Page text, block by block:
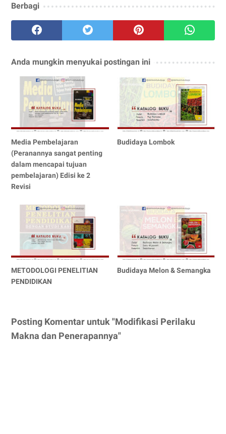
Berbagi
Anda mungkin menyukai postingan ini
Media Pembelajaran
(Peranannya sangat penting
dalam mencapai tujuan
pembelajaran) Edisi ke 2
Revisi
Budidaya Lombok
METODOLOGI PENELITIAN
PENDIDIKAN
Budidaya Melon & Semangka
Posting Komentar untuk "Modifikasi Perilaku
Makna dan Penerapannya"